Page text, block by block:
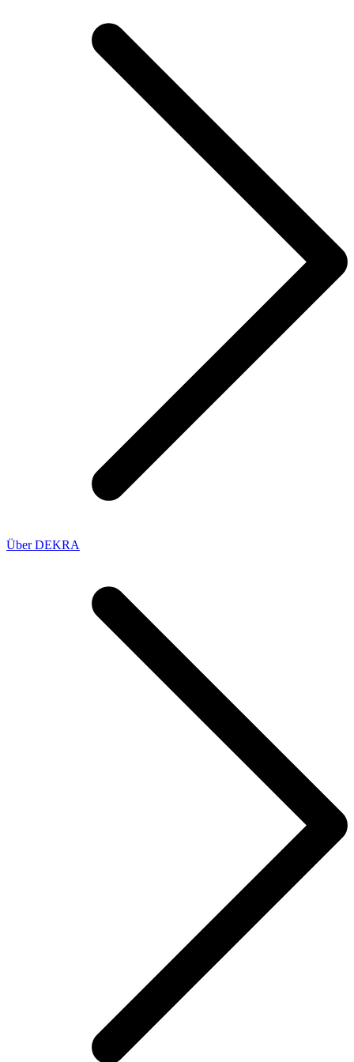
Über DEKRA